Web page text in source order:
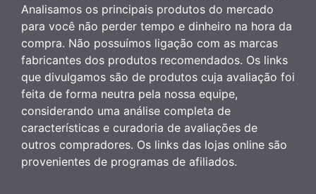
Analisamos os principais produtos do mercado
para você não perder tempo e dinheiro na hora da
compra. Não possuímos ligação com as marcas
fabricantes dos produtos recomendados. Os links
que divulgamos são de produtos cuja avaliação foi
feita de forma neutra pela nossa equipe,
considerando uma análise completa de
características e curadoria de avaliações de
outros compradores. Os links das lojas online são
provenientes de programas de afiliados.